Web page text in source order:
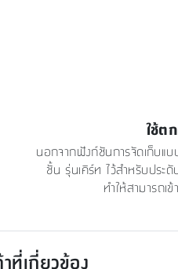
ใช้ต
นอกจากฟังก์ชันการจัดเก็บแ
ชั้น รุ่นเคิร์ท ไว้สำหรับปร
ทำให้สามารถเ
ที่เกี่ยวข้อง